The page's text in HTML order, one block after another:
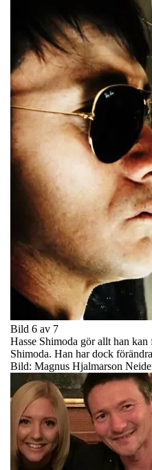
Bild 6 av 7
Hasse Shimoda gör allt han
Shimoda. Han har dock
Bild: Magnus Hjalmarson